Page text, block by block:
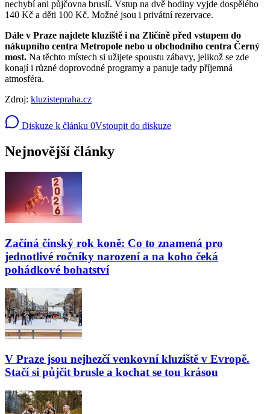
nechybí ani půjčovna bruslí. Vstup na dvě hodiny vyjde dospělého
140 Kč a děti 100 Kč. Možné jsou i privátní rezervace.
Dále v Praze najdete kluziště i na Zličíně před vstupem do
nákupního centra Metropole nebo u obchodního centra Černý
most. Na těchto místech si užijete spoustu zábavy, jelikož se zde
konají i různé doprovodné programy a panuje tady příjemná
atmosféra.
Zdroj: kluzistepraha.cz
Diskuze k článku 0Vstoupit do diskuze
Nejnovější články
Začíná čínský rok koně: Co to znamená pro
jednotlivé ročníky narození a na koho čeká
pohádkové bohatství
V Praze jsou nejhezčí venkovní kluziště v Evropě.
Stačí si půjčit brusle a kochat se tou krásou